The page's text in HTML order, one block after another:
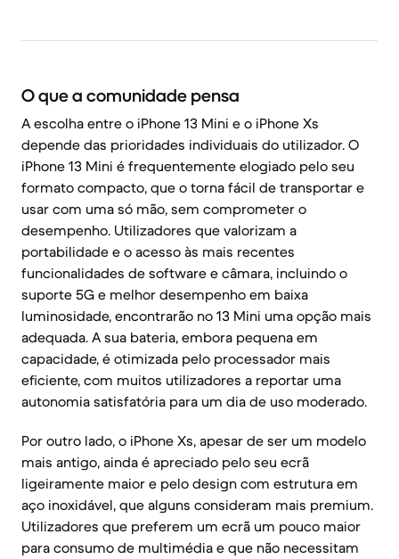
O que a comunidade pensa
A escolha entre o iPhone 13 Mini e o iPhone Xs
depende das prioridades individuais do utilizador. O
iPhone 13 Mini é frequentemente elogiado pelo seu
formato compacto, que o torna fácil de transportar e
usar com uma só mão, sem comprometer o
desempenho. Utilizadores que valorizam a
portabilidade e o acesso às mais recentes
funcionalidades de software e câmara, incluindo o
suporte 5G e melhor desempenho em baixa
luminosidade, encontrarão no 13 Mini uma opção mais
adequada. A sua bateria, embora pequena em
capacidade, é otimizada pelo processador mais
eficiente, com muitos utilizadores a reportar uma
autonomia satisfatória para um dia de uso moderado.
Por outro lado, o iPhone Xs, apesar de ser um modelo
mais antigo, ainda é apreciado pelo seu ecrã
ligeiramente maior e pelo design com estrutura em
aço inoxidável, que alguns consideram mais premium.
Utilizadores que preferem um ecrã um pouco maior
para consumo de multimédia e que não necessitam